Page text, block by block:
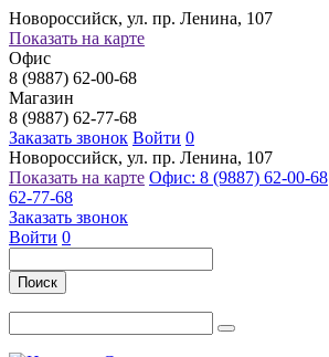
Новороссийск, ул. пр. Ленина, 107
Показать на карте
Офис
8 (9887) 62-00-68
Магазин
8 (9887) 62-77-68
Заказать звонок Войти 0
Новороссийск, ул. пр. Ленина, 107
Показать на карте Офис: 8 (9887) 62-00-68
62-77-68
Заказать звонок
Войти 0
Поиск